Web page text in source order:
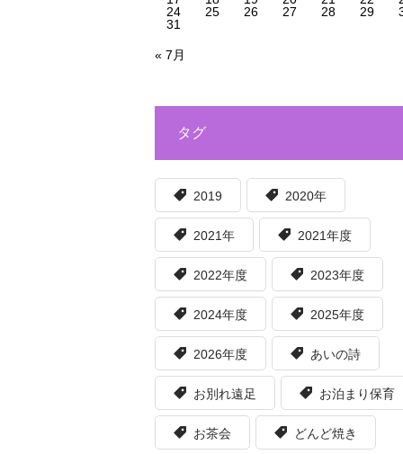
24
25 26 27 28 29
31
« 7月
タグ
2019 2020年
2021年 2021年度
2022年度 2023年度
2024年度 2025年度
2026年度 あいの詩
お別れ遠足 お泊まり保育
お茶会 どんど焼き